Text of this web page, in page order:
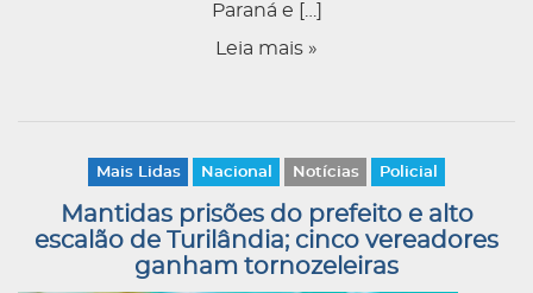
Paraná e […]
Leia mais »
Mais Lidas Nacional Notícias Policial
Mantidas prisões do prefeito e alto
escalão de Turilândia; cinco vereadores
ganham tornozeleiras